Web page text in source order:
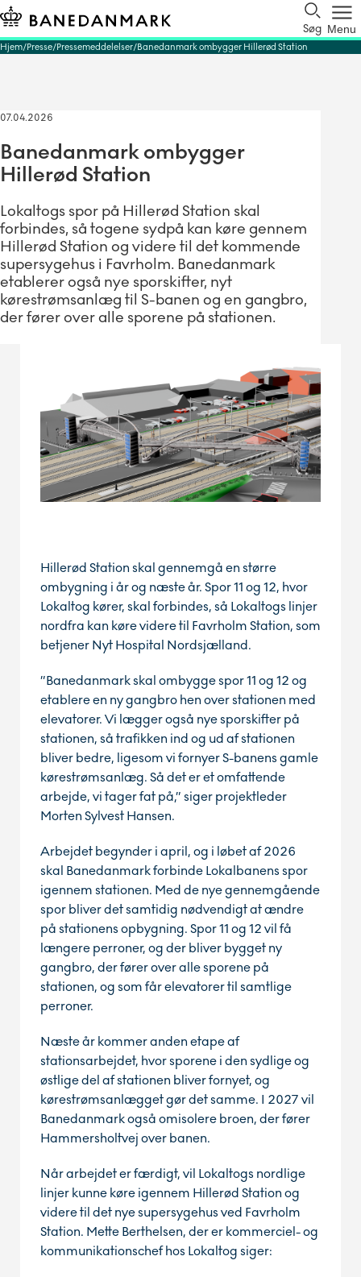
Søg Menu
Hjem Presse Pressemeddelelser Banedanmark ombygger Hillerød Station
07.04.2026
Banedanmark ombygger
Hillerød Station
Lokaltogs spor på Hillerød Station skal
forbindes, så togene sydpå kan køre gennem
Hillerød Station og videre til det kommende
supersygehus i Favrholm. Banedanmark
etablerer også nye sporskifter, nyt
kørestrømsanlæg til S-banen og en gangbro,
der fører over alle sporene på stationen.
Hillerød Station skal gennemgå en større
ombygning i år og næste år. Spor 11 og 12, hvor
Lokaltog kører, skal forbindes, så Lokaltogs linjer
nordfra kan køre videre til Favrholm Station, som
betjener Nyt Hospital Nordsjælland.
”Banedanmark skal ombygge spor 11 og 12 og
etablere en ny gangbro hen over stationen med
elevatorer. Vi lægger også nye sporskifter på
stationen, så trafikken ind og ud af stationen
bliver bedre, ligesom vi fornyer S-banens gamle
kørestrømsanlæg. Så det er et omfattende
arbejde, vi tager fat på,” siger projektleder
Morten Sylvest Hansen.
Arbejdet begynder i april, og i løbet af 2026
skal Banedanmark forbinde Lokalbanens spor
igennem stationen. Med de nye gennemgående
spor bliver det samtidig nødvendigt at ændre
på stationens opbygning. Spor 11 og 12 vil få
længere perroner, og der bliver bygget ny
gangbro, der fører over alle sporene på
stationen, og som får elevatorer til samtlige
perroner.
Næste år kommer anden etape af
stationsarbejdet, hvor sporene i den sydlige og
østlige del af stationen bliver fornyet, og
kørestrømsanlægget gør det samme. I 2027 vil
Banedanmark også omisolere broen, der fører
Hammersholtvej over banen.
Når arbejdet er færdigt, vil Lokaltogs nordlige
linjer kunne køre igennem Hillerød Station og
videre til det nye supersygehus ved Favrholm
Station. Mette Berthelsen, der er kommerciel- og
kommunikationschef hos Lokaltog siger: